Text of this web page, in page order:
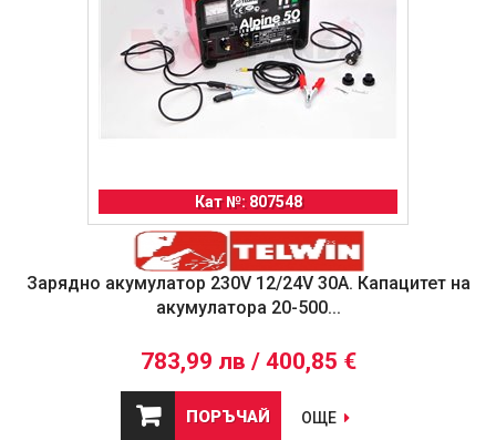
Кат №: 807548
Зарядно акумулатор 230V 12/24V 30A. Капацитет на
акумулатора 20-500...
783,99 лв / 400,85 €
ПОРЪЧАЙ ОЩЕ